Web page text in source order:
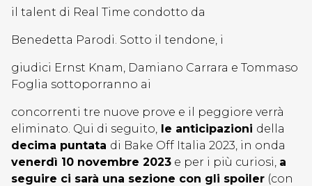
il talent di Real Time condotto da
Benedetta Parodi. Sotto il tendone, i
giudici Ernst Knam, Damiano Carrara e Tommaso
Foglia sottoporranno ai
concorrenti tre nuove prove e il peggiore verrà
eliminato. Qui di seguito, le anticipazioni della
decima puntata di Bake Off Italia 2023, in onda
venerdì 10 novembre 2023 e per i più curiosi, a
seguire ci sarà una sezione con gli spoiler (con